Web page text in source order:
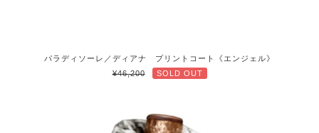
パラディソーレ／ディアナ プリントコート《エンジェル》
¥46,200
SOLD OUT